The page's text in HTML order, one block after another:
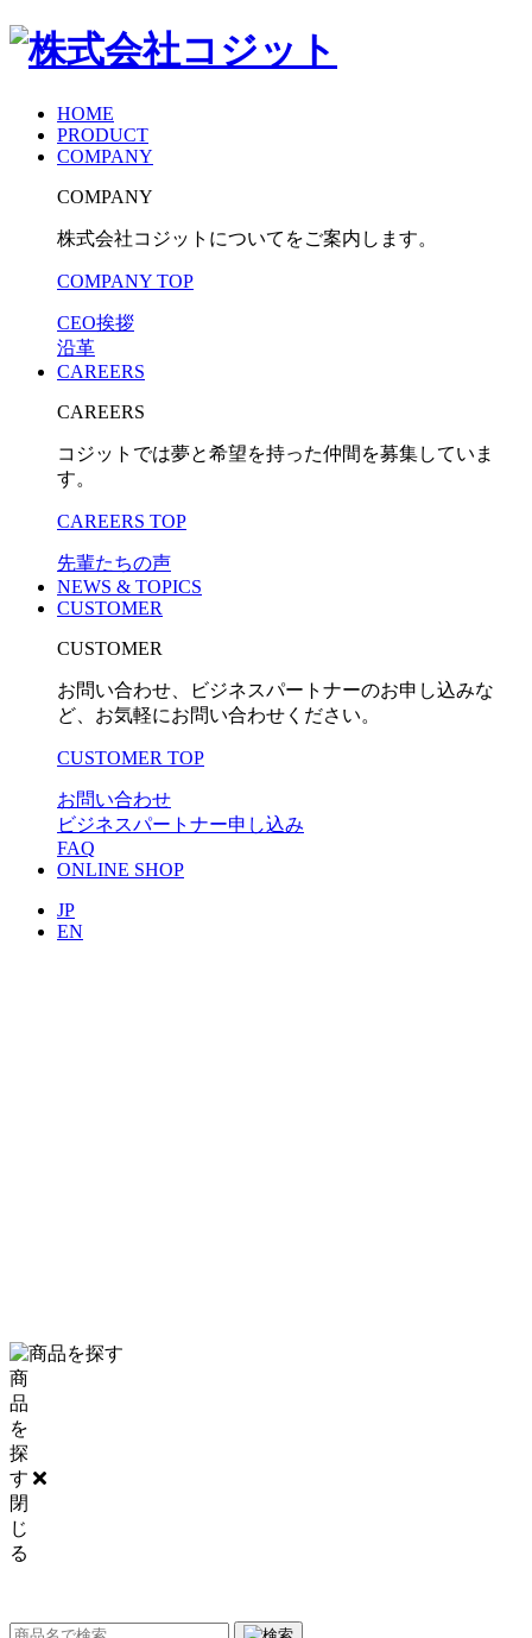
HOME
PRODUCT
COMPANY
COMPANY
株式会社コジットについてをご案内します。
COMPANY TOP
CEO挨拶
沿革
CAREERS
CAREERS
コジットでは夢と希望を持った仲間を募集していま
す。
CAREERS TOP
先輩たちの声
NEWS & TOPICS
CUSTOMER
CUSTOMER
お問い合わせ、ビジネスパートナーのお申し込みな
ど、お気軽にお問い合わせください。
CUSTOMER TOP
お問い合わせ
ビジネスパートナー申し込み
FAQ
ONLINE SHOP
JP
EN
商
品
を
探
す
閉
じ
る